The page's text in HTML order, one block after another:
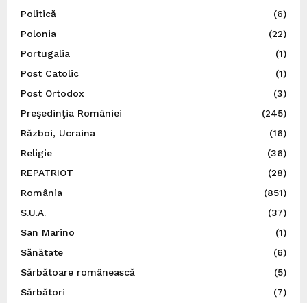
Politică
(6)
Polonia
(22)
Portugalia
(1)
Post Catolic
(1)
Post Ortodox
(3)
Preşedinţia României
(245)
Război, Ucraina
(16)
Religie
(36)
REPATRIOT
(28)
România
(851)
S.U.A.
(37)
San Marino
(1)
Sănătate
(6)
Sărbătoare românească
(5)
Sărbători
(7)